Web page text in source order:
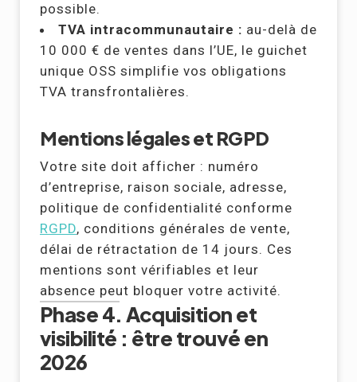
possible.
TVA intracommunautaire : au-delà de
10 000 € de ventes dans l’UE, le guichet
unique OSS simplifie vos obligations
TVA transfrontalières.
Mentions légales et RGPD
Votre site doit afficher : numéro
d’entreprise, raison sociale, adresse,
politique de confidentialité conforme
RGPD, conditions générales de vente,
délai de rétractation de 14 jours. Ces
mentions sont vérifiables et leur
absence peut bloquer votre activité.
Phase 4. Acquisition et
visibilité : être trouvé en
2026